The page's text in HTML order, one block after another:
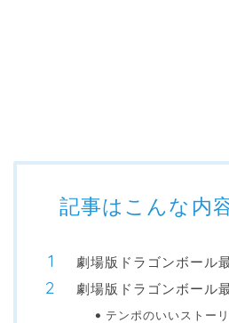
記事はこんな内
劇場版ドラゴンボール
劇場版ドラゴンボール
テンポのいいストー